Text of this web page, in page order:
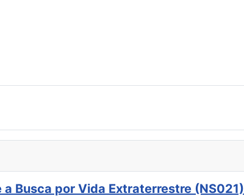
Busca por Vida Extraterrestre (NS021)